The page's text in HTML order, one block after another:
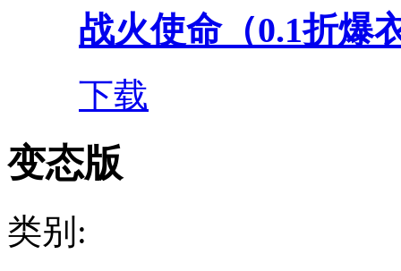
战火使命（0.1折爆
下载
变态版
类别: